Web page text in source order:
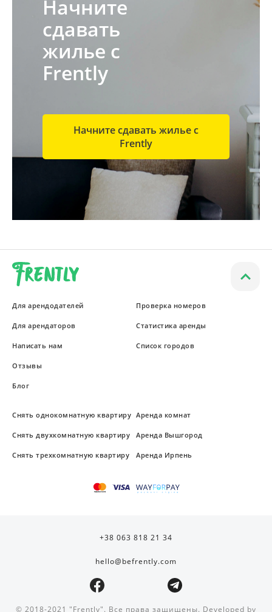
Начните
сдавать
жилье с
Frently
Начните сдавать жилье с
Frently
Для арендодателей
Для арендаторов
Написать нам
Отзывы
Блог
Проверка номеров
Статистика аренды
Список городов
Снять однокомнатную квартиру
Снять двухкомнатную квартиру
Снять трехкомнатную квартиру
Аренда комнат
Аренда Вышгород
Аренда Ирпень
+38 063 818 21 34
hello@befrently.com
© 2018-2021 "Frently". Все права защищены. Developed by